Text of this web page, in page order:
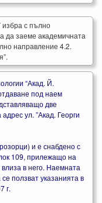
с пълно
да заеме академичната
направление 4.2.
“Акад. Й.
под наем
две
ул. ”Акад. Георги
и е снабдено с
109, прилежащо на
в него. Наемната
ползват указанията в
г.